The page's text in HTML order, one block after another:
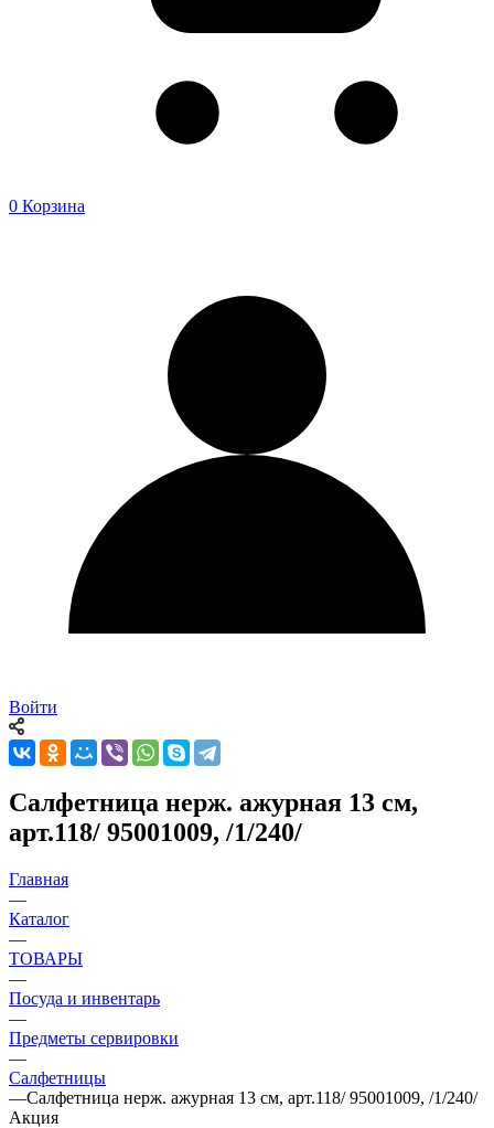
0 Корзина
Войти
Салфетница нерж. ажурная 13 см,
арт.118/ 95001009, /1/240/
Главная
—
Каталог
—
ТОВАРЫ
—
Посуда и инвентарь
—
Предметы сервировки
—
Салфетницы
—Салфетница нерж. ажурная 13 см, арт.118/ 95001009, /1/240/
Акция